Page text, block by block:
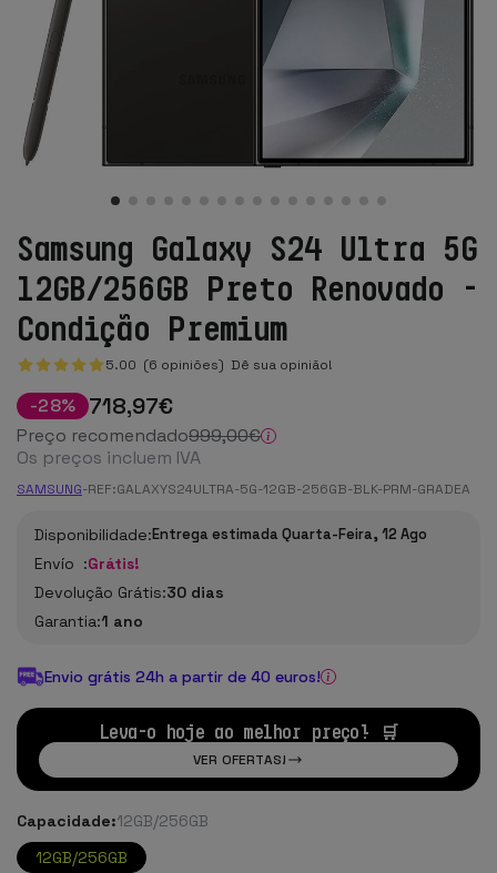
Samsung Galaxy S24 Ultra 5G
12GB/256GB Preto Renovado -
Condição Premium
5.00 (6 opiniões) Dê sua opinião!
-28% 718,97€
Preço recomendado999,00€
Os preços incluem IVA
SAMSUNG-REF:GALAXYS24ULTRA-5G-12GB-256GB-BLK-PRM-GRADEA
Disponibilidade:Entrega estimada Quarta-Feira, 12 Ago
Envío :Grátis!
Devolução Grátis:30 dias
Garantia:1 ano
Envio grátis 24h a partir de 40 euros!
Leva-o hoje ao melhor preço! 🛒
VER OFERTAS!
Capacidade:12GB/256GB
12GB/256GB